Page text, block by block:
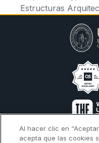
Estructuras
Calendario Académico
Al hacer clic en
acepta que las cookies